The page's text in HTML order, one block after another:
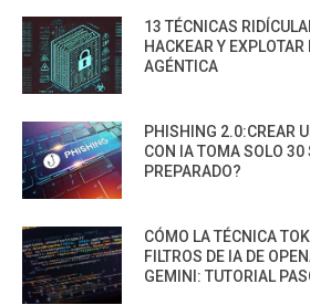
13 TÉCNICAS
HACKEAR Y
AGÉNTICA
PHISHING 2.0:CREAR
CON IA TOMA SOLO 30
PREPARADO?
CÓMO LA TÉCNICA
FILTROS DE IA DE
GEMINI: TUTORIAL